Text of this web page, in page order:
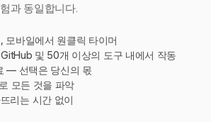
과 동일합니다.
모바일에서 원클릭 타이머
및 50개 이상의 도구 내에서 작동
— 선택은 당신의 몫
모든 것을 파악
리는 시간 없이